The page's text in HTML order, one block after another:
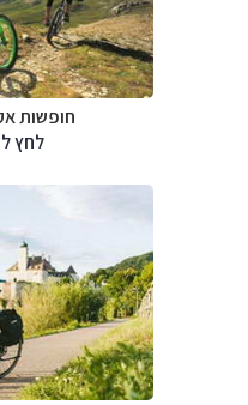
חופשות
לחץ